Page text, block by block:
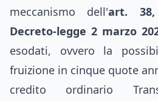
meccanismo dell'art.
Decreto-legge 2 marzo
esodati, ovvero la
fruizione in cinque quote
credito ordinario